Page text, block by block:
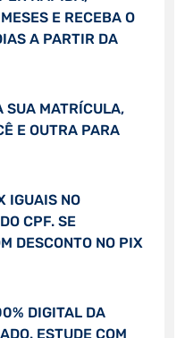
E RECEBA O
A PARTIR DA
SUA MATRÍCULA,
E OUTRA PARA
IGUAIS NO
CPF. SE
DESCONTO NO PIX
DIGITAL DA
ESTUDE COM